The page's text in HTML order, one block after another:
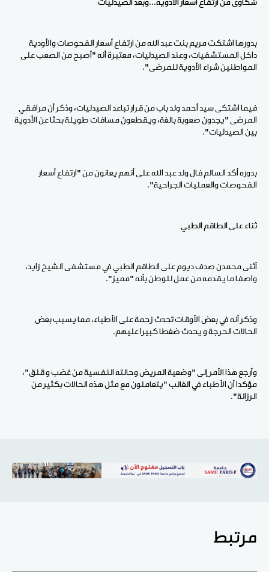
شكاوى من ارتفاع أسعار الأدوية...وبعد الصيدليات
بدورها اشتكت مريم بنت عبد الله من ارتفاع أسعار الفحوصات والأودية
داخل المستشفيات، وعند الصيدليات، معتبرة أنه "أصبح من الصعب على
المواطنين شراء الأدوية للمرضى".
فيما اشتكى سيد أحمد ولد باب من قرار تباعد الصيدليات، وذكر أن مرافقي
المرضى "يجدون صعوبة بالغة، ويقطعون مسافات طويلة بحثا عن الأدوية
بين الصيدليات".
بدوره أكد السالم فال ولد عبد الله على أنهم يعانون من "ارتفاع أسعار
الفحوصات والعمليات الجراحية".
ثناء على الطاقم الطبي
أثنى محمدن صدف ديوم على الطاقم الطبي في مستشفى الشيخ زايد،
واصفا ما يقدمه من عمل للوطن بأنه "مميز".
وذكر أنه في بعض الأوقات تحدث زحمة على الأطباء، مما يسبب بعض
الحالات الحرجة و يحدث ضغطا كبيرا عليهم.
وأرجع هذا الأمر إلى "وضعية المريض وحالته النفسية من غضب و قلق"،
مؤكدا أن الأطباء في الغالب "يتعاملون مع مثل هذه الحالات بكثير من
الرزانة".
مرتبط